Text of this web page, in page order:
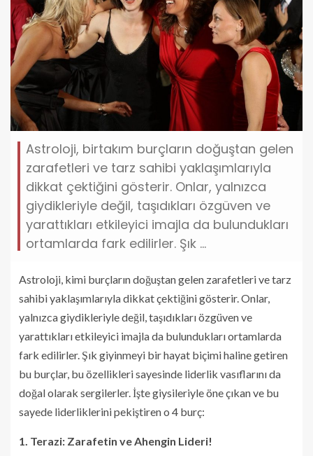
Astroloji, birtakım burçların doğuştan gelen
zarafetleri ve tarz sahibi yaklaşımlarıyla
dikkat çektiğini gösterir. Onlar, yalnızca
giydikleriyle değil, taşıdıkları özgüven ve
yarattıkları etkileyici imajla da bulundukları
ortamlarda fark edilirler. Şık ...
Astroloji, kimi burçların doğuştan gelen zarafetleri ve tarz
sahibi yaklaşımlarıyla dikkat çektiğini gösterir. Onlar,
yalnızca giydikleriyle değil, taşıdıkları özgüven ve
yarattıkları etkileyici imajla da bulundukları ortamlarda
fark edilirler. Şık giyinmeyi bir hayat biçimi haline getiren
bu burçlar, bu özellikleri sayesinde liderlik vasıflarını da
doğal olarak sergilerler. İşte giysileriyle öne çıkan ve bu
sayede liderliklerini pekiştiren o 4 burç:
1. Terazi: Zarafetin ve Ahengin Lideri!